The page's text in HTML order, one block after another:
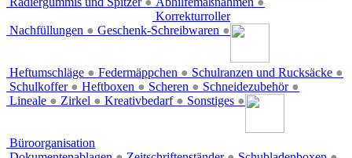
Korrekturroller
Nachfüllungen ● Geschenk-Schreibwaren ●
Heftumschläge ● Federmäppchen ● Schulranzen und Rucksäcke ●
Schulkoffer ● Heftboxen ● Scheren ● Schneidezubehör ●
Lineale ● Zirkel ● Kreativbedarf ● Sonstiges ●
Büroorganisation